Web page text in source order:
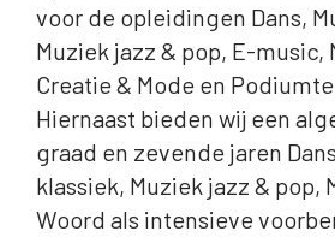
voor de opleidingen Dans,
Muziek jazz & pop, E-music,
Creatie & Mode en
Hiernaast bieden wij een
graad en zevende jaren
klassiek, Muziek jazz & pop,
Woord als intensieve